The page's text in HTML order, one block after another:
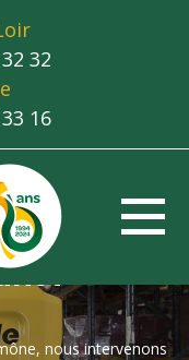
32
16
nous intervenons